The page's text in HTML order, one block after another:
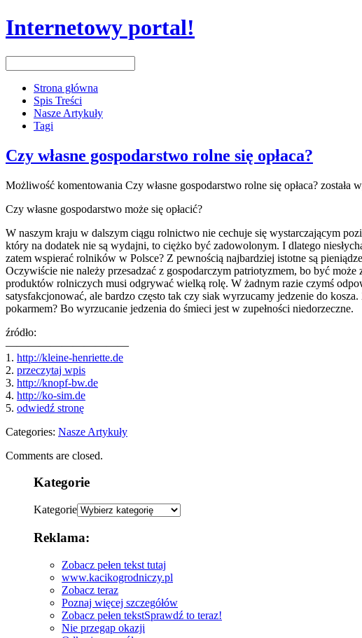
Internetowy portal!
Strona główna
Spis Treści
Nasze Artykuły
Tagi
Czy własne gospodarstwo rolne się opłaca?
Możliwość komentowania Czy własne gospodarstwo rolne się opłaca? została
Czy własne gospodarstwo może się opłacić?
W naszym kraju w dalszym ciągu rolnictwo nie cechuje się wystarczającym
który na dodatek nie są wydajni, to ciężko być zadowolonym. I dlatego
zatem wspierać rolników w Polsce? Z pewnością najbardziej istotne są
Oczywiście nie należy przesadzać z gospodarczym patriotyzmem, bo być
produktów rolniczych musi odgrywać wielką rolę. W żadnym razie czymś
satysfakcjonować, ale bardzo często tak czy siak wyrzucamy jedzenie do
pokarmem? Bo wyrzucanie jedzenia do śmieci jest w zupełności niedorzeczne.
źródło:
———————————
1. http://kleine-henriette.de
2. przeczytaj wpis
3. http://knopf-bw.de
4. http://ko-sim.de
5. odwiedź stronę
Categories: Nasze Artykuły
Comments are closed.
Kategorie
Kategorie
Reklama:
Zobacz pełen tekst tutaj
www.kacikogrodniczy.pl
Zobacz teraz
Poznaj więcej szczegółów
Zobacz pełen tekstSprawdź to teraz!
Nie przegap okazji